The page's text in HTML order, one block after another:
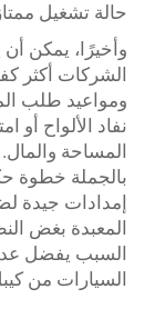
حالة تشغيل
وأخيرًا، يمكن
الشركات أكثر
ومواعيد طلب
نفاد الألواح أو
المساحة
بالجملة خطوة
إمدادات جيدة
المعبدة بغض
السبب يفضل
السيارات من